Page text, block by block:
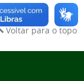
Voltar para o topo